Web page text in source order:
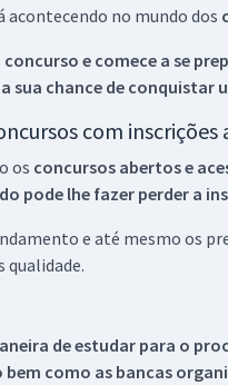
acontecendo no mundo dos
e comece a se
sua chance de conquistar
com inscrições
os concursos abertos e
pode lhe fazer perder a
e até mesmo os
qualidade.
de estudar para o
como as bancas